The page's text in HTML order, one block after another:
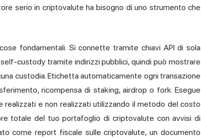
serio in criptovalute ha bisogno di uno strumento che
fondamentali. Si connette tramite chiavi API di sola
custody tramite indirizzi pubblici, quindi può mostrare
custodia. Etichetta automaticamente ogni transazione
ricompensa di staking, airdrop o fork. Esegue
realizzati e non realizzati utilizzando il metodo del costo
totale del tuo portafoglio di criptovalute con avvisi di
come report fiscale sulle criptovalute, un documento